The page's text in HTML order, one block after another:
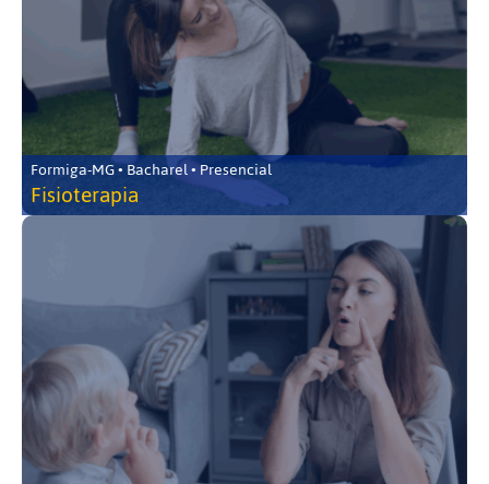
Formiga-MG • Bacharel • Presencial
Fisioterapia